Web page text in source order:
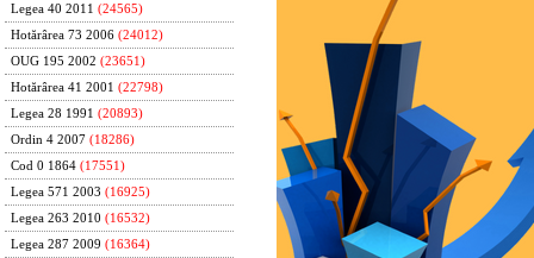
Legea 40 2011 (24565)
Hotărârea 73 2006 (24012)
OUG 195 2002 (23651)
Hotărârea 41 2001 (22798)
Legea 28 1991 (20893)
Ordin 4 2007 (18286)
Cod 0 1864 (17551)
Legea 571 2003 (16925)
Legea 263 2010 (16532)
Legea 287 2009 (16364)